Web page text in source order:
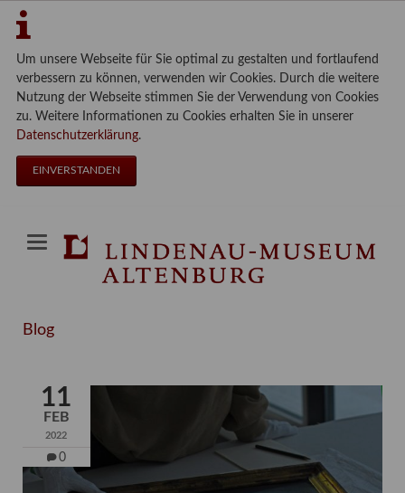
Um unsere Webseite für Sie optimal zu gestalten und fortlaufend
verbessern zu können, verwenden wir Cookies. Durch die weitere
Nutzung der Webseite stimmen Sie der Verwendung von Cookies
zu. Weitere Informationen zu Cookies erhalten Sie in unserer
Datenschutzerklärung.
EINVERSTANDEN
Blog
11
FEB
2022
0